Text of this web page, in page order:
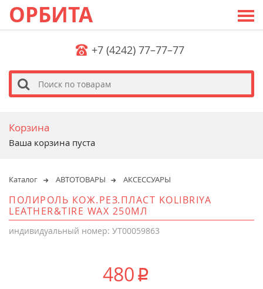
ОРБИТА
+7 (4242) 77–77–77
s
Корзина
Ваша корзина пуста
Каталог АВТОТОВАРЫ АКСЕССУАРЫ
ПОЛИРОЛЬ КОЖ.РЕЗ.ПЛАСТ KOLIBRIYA
LEATHER&TIRE WAX 250МЛ
индивидуальный номер: УТ00059863
480 p